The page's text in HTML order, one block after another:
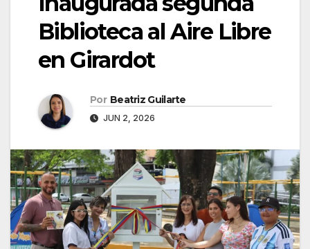
Biblioteca al Aire Libre
en Girardot
Por Beatriz Guilarte
JUN 2, 2026